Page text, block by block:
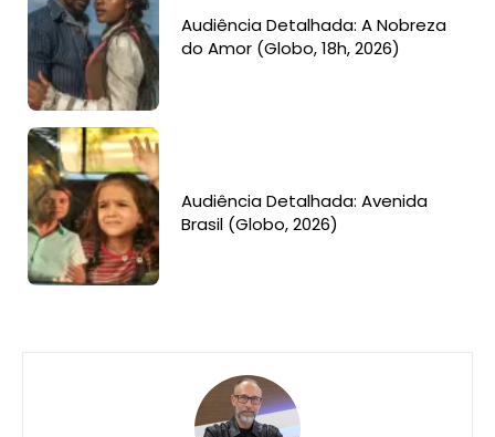
Audiência Detalhada: A Nobreza
do Amor (Globo, 18h, 2026)
Audiência Detalhada: Avenida
Brasil (Globo, 2026)